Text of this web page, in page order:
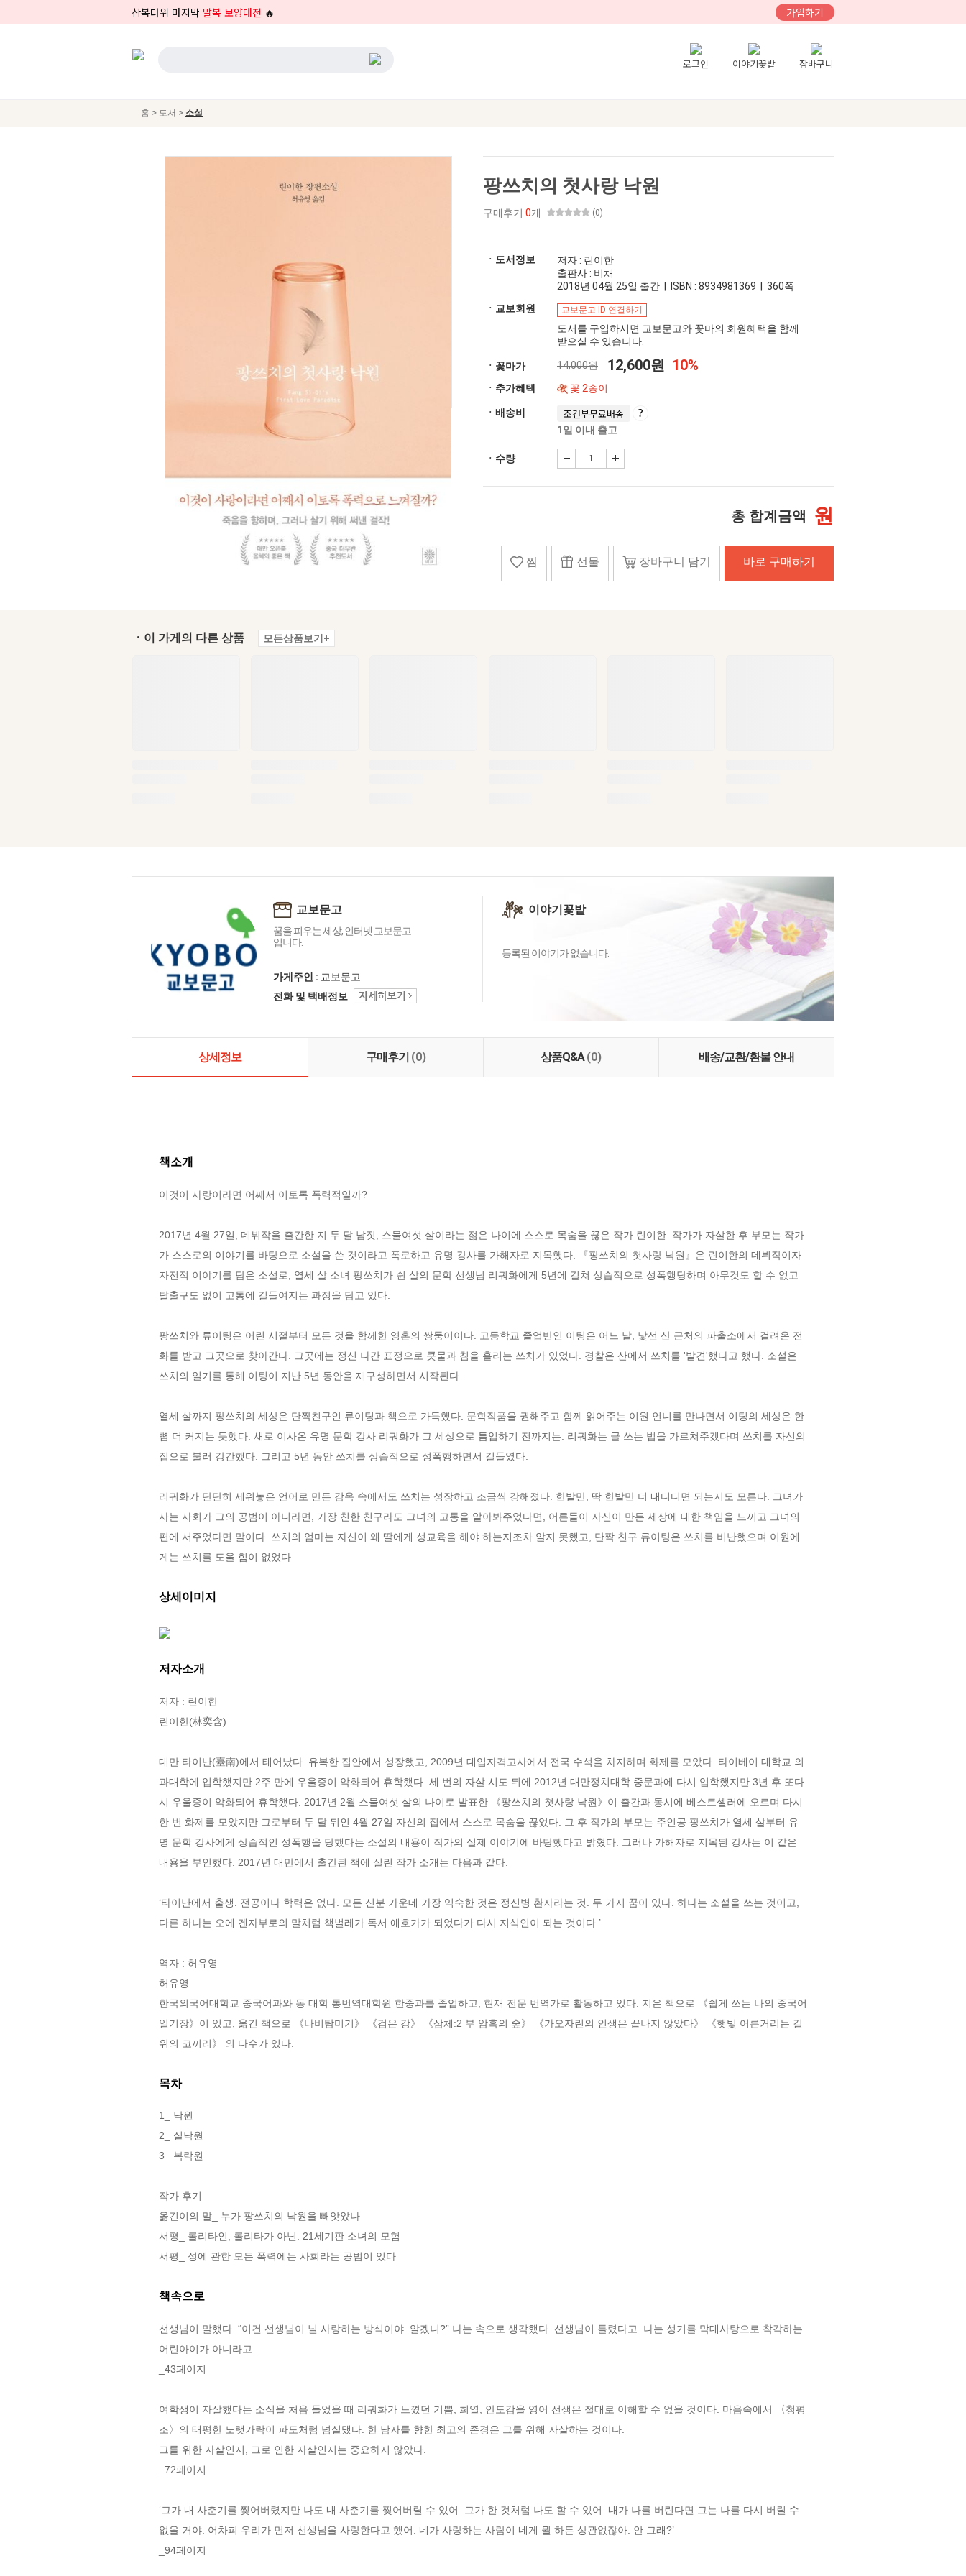
삼복더위 마지막 말복 보양대전 🔥 가입하기
로그인 이야기꽃밭 장바구니
홈 > 도서 > 소설
팡쓰치의 첫사랑 낙원
구매후기 0개 (0)
ㆍ도서정보
저자 : 린이한
출판사 : 비채
2018년 04월 25일 출간 | ISBN : 8934981369 | 360쪽
ㆍ교보회원
교보문고 ID 연결하기
도서를 구입하시면 교보문고와 꽃마의 회원혜택을 함께
받으실 수 있습니다.
ㆍ꽃마가 14,000원 12,600원 10%
ㆍ추가혜택 꽃 2송이
ㆍ배송비 조건부무료배송
1일 이내 출고
ㆍ수량
총 합계금액 원
찜 선물 장바구니 담기 바로 구매하기
ㆍ이 가게의 다른 상품 모든상품보기+
교보문고
꿈을 피우는 세상, 인터넷 교보문고
입니다.
가게주인 : 교보문고
전화 및 택배정보
이야기꽃밭
등록된 이야기가 없습니다.
상세정보 구매후기 (0) 상품Q&A(0) 배송/교환/환불 안내
책소개
이것이 사랑이라면 어째서 이토록 폭력적일까?
2017년 4월 27일, 데뷔작을 출간한 지 두 달 남짓, 스물여섯 살이라는 젊은 나이에 스스로 목숨을 끊은 작가 린이한. 작가가 자살한 후 부모는 작가
가 스스로의 이야기를 바탕으로 소설을 쓴 것이라고 폭로하고 유명 강사를 가해자로 지목했다. 『팡쓰치의 첫사랑 낙원』은 린이한의 데뷔작이자
자전적 이야기를 담은 소설로, 열세 살 소녀 팡쓰치가 쉰 살의 문학 선생님 리궈화에게 5년에 걸쳐 상습적으로 성폭행당하며 아무것도 할 수 없고
탈출구도 없이 고통에 길들여지는 과정을 담고 있다.
팡쓰치와 류이팅은 어린 시절부터 모든 것을 함께한 영혼의 쌍둥이이다. 고등학교 졸업반인 이팅은 어느 날, 낯선 산 근처의 파출소에서 걸려온 전
화를 받고 그곳으로 찾아간다. 그곳에는 정신 나간 표정으로 콧물과 침을 흘리는 쓰치가 있었다. 경찰은 산에서 쓰치를 '발견'했다고 했다. 소설은
쓰치의 일기를 통해 이팅이 지난 5년 동안을 재구성하면서 시작된다.
열세 살까지 팡쓰치의 세상은 단짝친구인 류이팅과 책으로 가득했다. 문학작품을 권해주고 함께 읽어주는 이원 언니를 만나면서 이팅의 세상은 한
뼘 더 커지는 듯했다. 새로 이사온 유명 문학 강사 리궈화가 그 세상으로 틈입하기 전까지는. 리궈화는 글 쓰는 법을 가르쳐주겠다며 쓰치를 자신의
집으로 불러 강간했다. 그리고 5년 동안 쓰치를 상습적으로 성폭행하면서 길들였다.
리궈화가 단단히 세워놓은 언어로 만든 감옥 속에서도 쓰치는 성장하고 조금씩 강해졌다. 한발만, 딱 한발만 더 내디디면 되는지도 모른다. 그녀가
사는 사회가 그의 공범이 아니라면, 가장 친한 친구라도 그녀의 고통을 알아봐주었다면, 어른들이 자신이 만든 세상에 대한 책임을 느끼고 그녀의
편에 서주었다면 말이다. 쓰치의 엄마는 자신이 왜 딸에게 성교육을 해야 하는지조차 알지 못했고, 단짝 친구 류이팅은 쓰치를 비난했으며 이원에
게는 쓰치를 도울 힘이 없었다.
상세이미지
저자소개
저자 : 린이한
린이한(林奕含)
대만 타이난(臺南)에서 태어났다. 유복한 집안에서 성장했고, 2009년 대입자격고사에서 전국 수석을 차지하며 화제를 모았다. 타이베이 대학교 의
과대학에 입학했지만 2주 만에 우울증이 악화되어 휴학했다. 세 번의 자살 시도 뒤에 2012년 대만정치대학 중문과에 다시 입학했지만 3년 후 또다
시 우울증이 악화되어 휴학했다. 2017년 2월 스물여섯 살의 나이로 발표한 《팡쓰치의 첫사랑 낙원》이 출간과 동시에 베스트셀러에 오르며 다시
한 번 화제를 모았지만 그로부터 두 달 뒤인 4월 27일 자신의 집에서 스스로 목숨을 끊었다. 그 후 작가의 부모는 주인공 팡쓰치가 열세 살부터 유
명 문학 강사에게 상습적인 성폭행을 당했다는 소설의 내용이 작가의 실제 이야기에 바탕했다고 밝혔다. 그러나 가해자로 지목된 강사는 이 같은
내용을 부인했다. 2017년 대만에서 출간된 책에 실린 작가 소개는 다음과 같다.
‘타이난에서 출생. 전공이나 학력은 없다. 모든 신분 가운데 가장 익숙한 것은 정신병 환자라는 것. 두 가지 꿈이 있다. 하나는 소설을 쓰는 것이고,
다른 하나는 오에 겐자부로의 말처럼 책벌레가 독서 애호가가 되었다가 다시 지식인이 되는 것이다.’
역자 : 허유영
허유영
한국외국어대학교 중국어과와 동 대학 통번역대학원 한중과를 졸업하고, 현재 전문 번역가로 활동하고 있다. 지은 책으로 《쉽게 쓰는 나의 중국어
일기장》이 있고, 옮긴 책으로 《나비탐미기》 《검은 강》 《삼체:2 부 암흑의 숲》 《가오자린의 인생은 끝나지 않았다》 《햇빛 어른거리는 길
위의 코끼리》 외 다수가 있다.
목차
1_ 낙원
2_ 실낙원
3_ 복락원
작가 후기
옮긴이의 말_ 누가 팡쓰치의 낙원을 빼앗았나
서평_ 롤리타인, 롤리타가 아닌: 21세기판 소녀의 모험
서평_ 성에 관한 모든 폭력에는 사회라는 공범이 있다
책속으로
선생님이 말했다. “이건 선생님이 널 사랑하는 방식이야. 알겠니?” 나는 속으로 생각했다. 선생님이 틀렸다고. 나는 성기를 막대사탕으로 착각하는
어린아이가 아니라고.
_43페이지
여학생이 자살했다는 소식을 처음 들었을 때 리궈화가 느꼈던 기쁨, 희열, 안도감을 영어 선생은 절대로 이해할 수 없을 것이다. 마음속에서 〈청평
조〉의 태평한 노랫가락이 파도처럼 넘실댔다. 한 남자를 향한 최고의 존경은 그를 위해 자살하는 것이다.
그를 위한 자살인지, 그로 인한 자살인지는 중요하지 않았다.
_72페이지
‘그가 내 사춘기를 찢어버렸지만 나도 내 사춘기를 찢어버릴 수 있어. 그가 한 것처럼 나도 할 수 있어. 내가 나를 버린다면 그는 나를 다시 버릴 수
없을 거야. 어차피 우리가 먼저 선생님을 사랑한다고 했어. 네가 사랑하는 사람이 네게 뭘 하든 상관없잖아. 안 그래?’
_94페이지